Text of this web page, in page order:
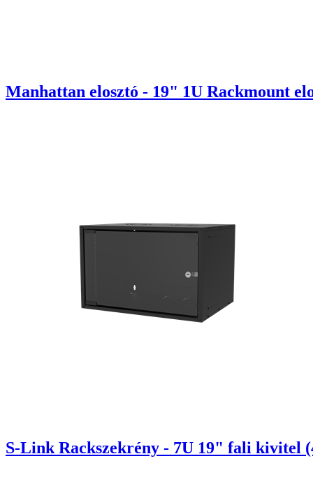
Manhattan elosztó - 19" 1U Rackmount
S-Link Rackszekrény - 7U 19" fali kivitel